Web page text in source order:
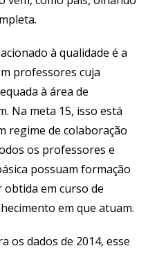
à qualidade é a
professores cuja
à área de
Na meta 15, isso está
regime de colaboração
os professores e
possuam formação
obtida em curso de
em que atuam.
os dados de 2014, esse